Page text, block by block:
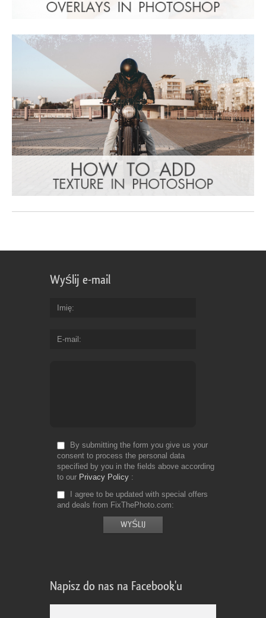
Wyślij e-mail
Imię
E-mail
By submitting the form you give us your
consent to process the personal data
specified by you in the fields above according
to our Privacy Policy
I agree to be updated with special offers
and deals from FixThePhoto.com
Napisz do nas na Facebook'u